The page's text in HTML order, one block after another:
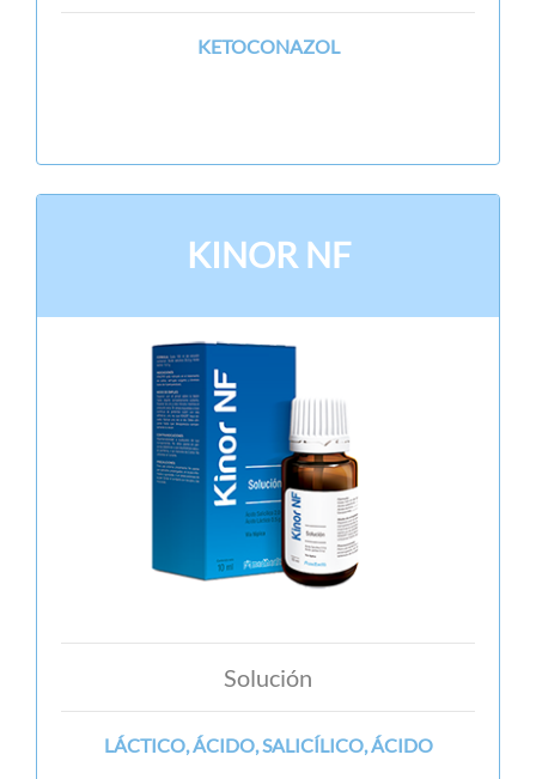
KETOCONAZOL
KINOR NF
Solución
LÁCTICO, ÁCIDO, SALICÍLICO, ÁCIDO